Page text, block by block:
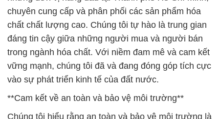
vững mạnh, chúng tôi đã và đang đóng góp tích cực
vào sự phát triển kinh tế của đất nước.
**Cam kết về an toàn và bảo vệ môi trường**
Chúng tôi hiểu rằng an toàn và bảo vệ môi trường là
những yếu tố quan trọng không thể thiếu trong
ngành công nghiệp hóa chất. Do đó, Công ty Hóa
chất Đắc Trường Phát cam kết đặt an toàn và bảo
vệ môi trường lên hàng đầu trong mọi khía cạnh